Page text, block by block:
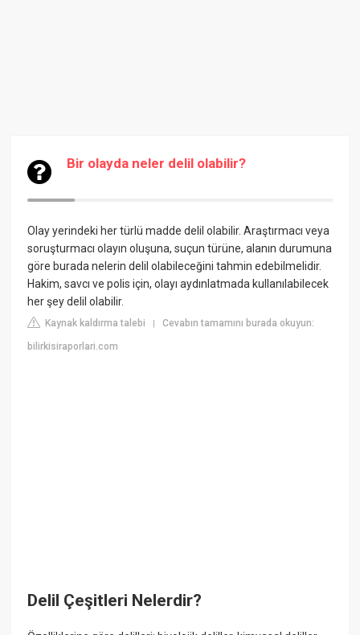
Bir olayda neler delil olabilir?
Olay yerindeki her türlü madde delil olabilir. Araştırmacı veya
soruşturmacı olayın oluşuna, suçun türüne, alanın durumuna
göre burada nelerin delil olabileceğini tahmin edebilmelidir.
Hakim, savcı ve polis için, olayı aydınlatmada kullanılabilecek
her şey delil olabilir.
Kaynak kaldırma talebi |Cevabın tamamını burada okuyun:
bilirkisiraporlari.com
Delil Çeşitleri Nelerdir?